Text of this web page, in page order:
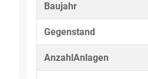
Baujahr
Gegenstand
AnzahlAnlagen